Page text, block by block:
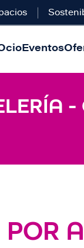
Eventos